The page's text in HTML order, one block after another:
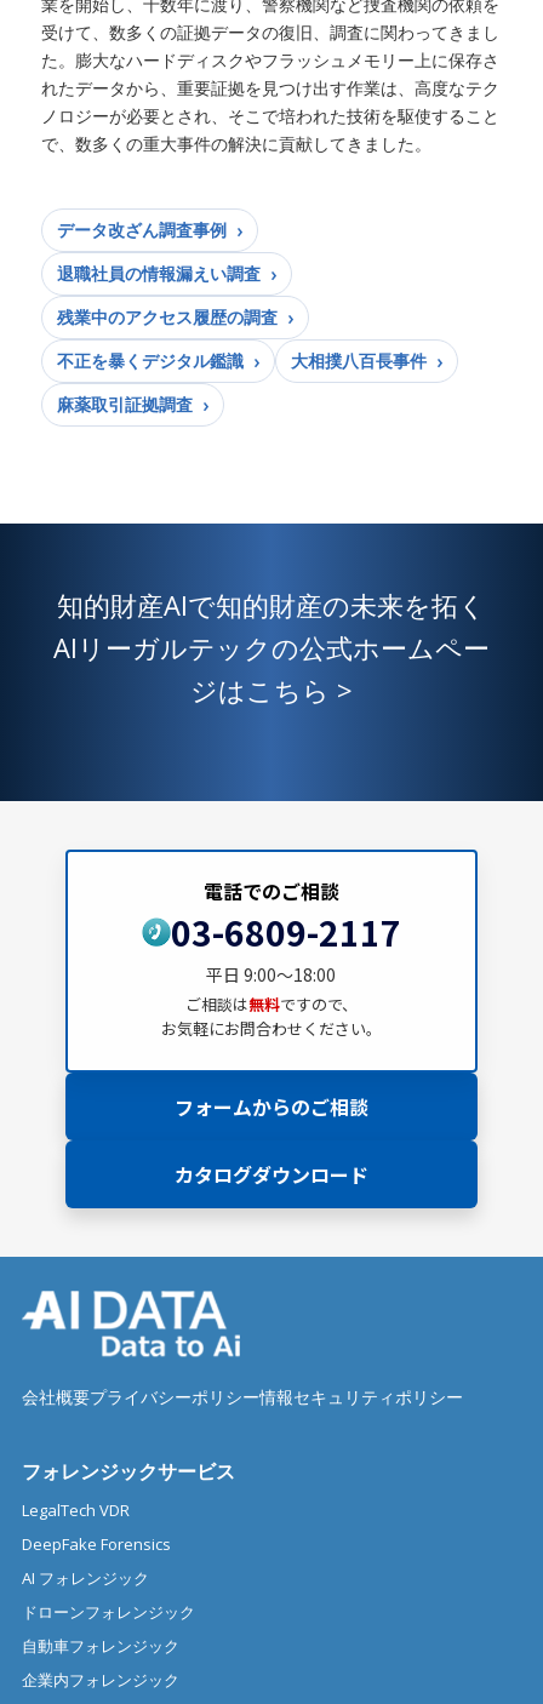
受けて、数多くの証拠データの復旧、調査に関わってきまし
た。膨大なハードディスクやフラッシュメモリー上に保存さ
れたデータから、重要証拠を見つけ出す作業は、高度なテク
ノロジーが必要とされ、そこで培われた技術を駆使すること
で、数多くの重大事件の解決に貢献してきました。
データ改ざん調査事例
退職社員の情報漏えい調査
残業中のアクセス履歴の調査
不正を暴くデジタル鑑識
大相撲八百長事件
麻薬取引証拠調査
知的財産AIで知的財産の未来を拓く
AIリーガルテックの公式ホームペー
ジはこちら >
フォームからのご相談
カタログダウンロード
電話でのご相談
03-6809-2117
平日 9:00～18:00
ご相談は無料ですので、
お気軽にお問合わせください。
会社概要プライバシーポリシー情報セキュリティポリシー
フォレンジックサービス
LegalTech VDR
DeepFake Forensics
AI フォレンジック
ドローンフォレンジック
自動車フォレンジック
企業内フォレンジック